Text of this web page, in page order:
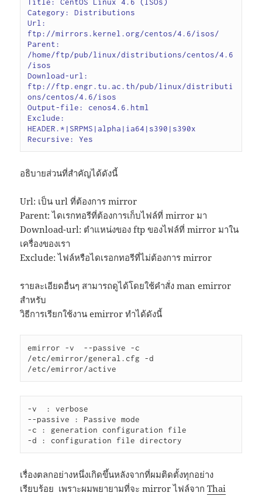
Title: CentOS Linux 4.6 (ISOs)
Category: Distributions
ftp://mirrors.kernel.org/centos/4.6/isos/
Parent:
/home/ftp/pub/linux/distributions/centos/4.6
/isos
ftp://ftp.engr.tu.ac.th/pub/linux/distributi
ons/centos/4.6/isos
Output-file: cenos4.6.html
Exclude:
HEADER.*|SRPMS|alpha|ia64|s390|s390x
Recursive: Yes
อธิบายส่วนที่สำคัญได้ดังนี้
Url: เป็น url ที่ต้องการ mirror
Parent: ไดเรกทอรีที่ต้องการเก็บไฟล์ที่ mirror มา
Download-url: ตำแหน่งของ ftp ของไฟล์ที่ mirror มาใน
เครื่องของเรา
Exclude: ไฟล์หรือไดเรอกทอรีที่ไม่ต้องการ mirror
รายละเอียดอื่นๆ สามารถดูได้โดยใช้คำสั่ง man emirror
สำหรับ
วิธีการเรียกใช้งาน emirror ทำได้ดังนี้
emirror -v  --passive -c
/etc/emirror/general.cfg -d
/etc/emirror/active
-v  : verbose
--passive : Passive mode
-c : generation configuration file
-d : configuration file directory
เรื่องตลกอย่างหนึ่งเกิดขึ้นหลังจากที่ผมติดตั้งทุกอย่าง
เรียบร้อย เพราะผมพยายามที่จะ mirror ไฟล์จากThai